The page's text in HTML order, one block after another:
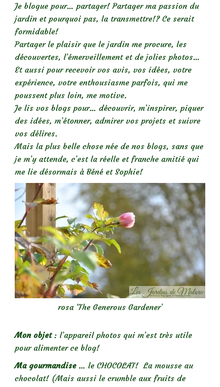
Je blogue pour… partager! Partager ma passion du
jardin et pourquoi pas, la transmettre!? Ce serait
formidable!
Partager le plaisir que le jardin me procure, les
découvertes, l’émerveillement et de jolies photos…
Et aussi pour recevoir vos avis, vos idées, votre
expérience, votre enthousiasme parfois, qui me
poussent plus loin, me motive.
Je lis vos blogs pour… découvrir, m’inspirer, piquer
des idées, m’étonner, admirer vos projets et suivre
vos délires.
Mais la plus belle chose née de nos blogs, sans que
je m’y attende, c’est la réelle et franche amitié qui
me lie désormais à Béné et Sophie!
rosa ‘The Generous Gardener’
Mon objet : l’appareil photos qui m’est très utile
pour alimenter ce blog!
Ma gourmandise… le CHOCOLAT! La mousse au
chocolat! (Mais aussi le crumble aux fruits de